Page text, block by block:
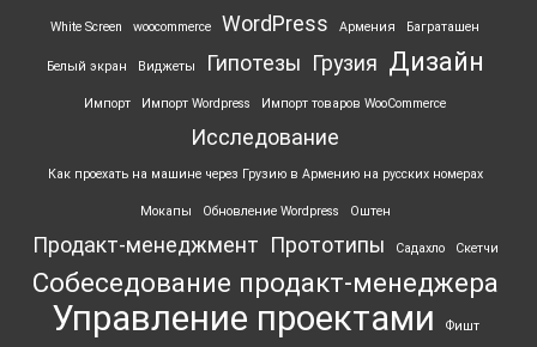
White Screen woocommerce WordPress Армения Баграташен
Белый экран Виджеты Гипотезы Грузия Дизайн
Импорт Импорт Wordpress Импорт товаров WooCommerce
Исследование
Как проехать на машине через Грузию в Армению на русских номерах
Мокапы Обновление Wordpress Оштен
Продакт-менеджмент Прототипы Садахло Скетчи
Собеседование продакт-менеджера
Управление проектами Фишт